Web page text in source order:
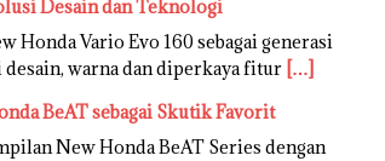
Desain dan Teknologi
Honda Vario Evo 160 sebagai generasi
warna dan diperkaya fitur […]
BeAT sebagai Skutik Favorit
New Honda BeAT Series dengan